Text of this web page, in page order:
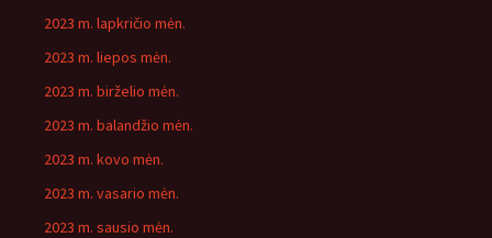
2023 m. lapkričio mėn.
2023 m. liepos mėn.
2023 m. birželio mėn.
2023 m. balandžio mėn.
2023 m. kovo mėn.
2023 m. vasario mėn.
2023 m. sausio mėn.